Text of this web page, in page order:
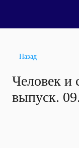
Назад
Человек и
выпуск.